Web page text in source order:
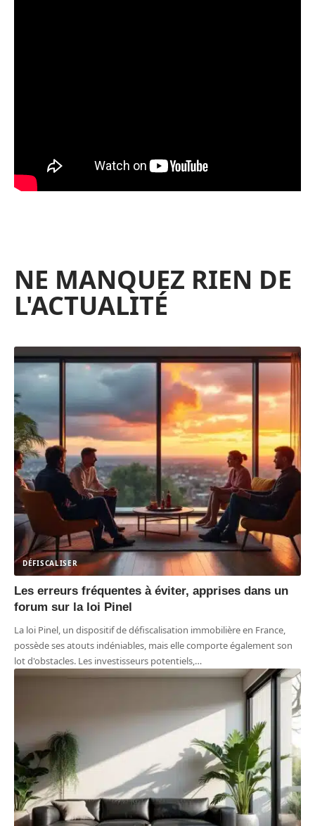
NE MANQUEZ RIEN DE
L'ACTUALITÉ
DÉFISCALISER
Les erreurs fréquentes à éviter, apprises dans un
forum sur la loi Pinel
La loi Pinel, un dispositif de défiscalisation immobilière en France,
possède ses atouts indéniables, mais elle comporte également son
lot d'obstacles. Les investisseurs potentiels,…